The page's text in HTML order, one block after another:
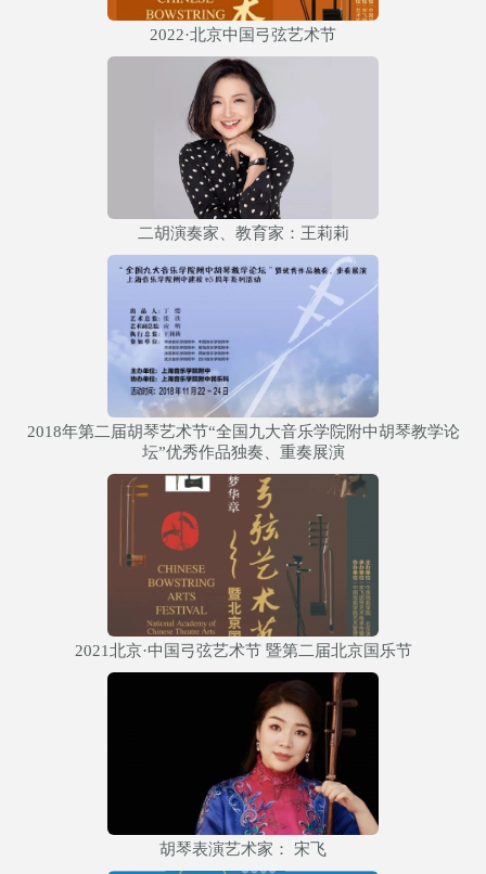
2022·北京中国弓弦艺术节
二胡演奏家、教育家：王莉莉
2018年第二届胡琴艺术节“全国九大音乐学院附中胡琴教学论
坛”优秀作品独奏、重奏展演
2021北京·中国弓弦艺术节 暨第二届北京国乐节
胡琴表演艺术家： 宋飞